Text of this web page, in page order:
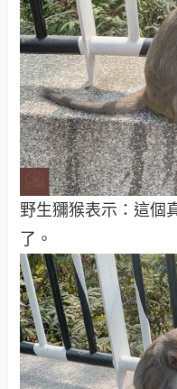
野生獼猴表示：這個
了。